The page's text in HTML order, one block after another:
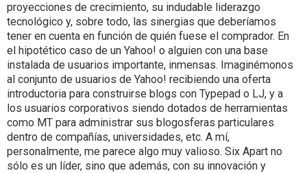
proyecciones de crecimiento, su indudable liderazgo
tecnológico y, sobre todo, las sinergias que deberíamos
tener en cuenta en función de quién fuese el comprador. En
el hipotético caso de un Yahoo! o alguien con una base
instalada de usuarios importante, inmensas. Imaginémonos
al conjunto de usuarios de Yahoo! recibiendo una oferta
introductoria para construirse blogs con Typepad o LJ, y a
los usuarios corporativos siendo dotados de herramientas
como MT para administrar sus blogosferas particulares
dentro de compañías, universidades, etc. A mí,
personalmente, me parece algo muy valioso. Six Apart no
sólo es un líder, sino que además, con su innovación y